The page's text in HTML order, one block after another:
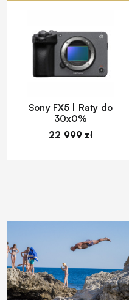
Sony FX5 | Raty do
30x0%
22 999 zł